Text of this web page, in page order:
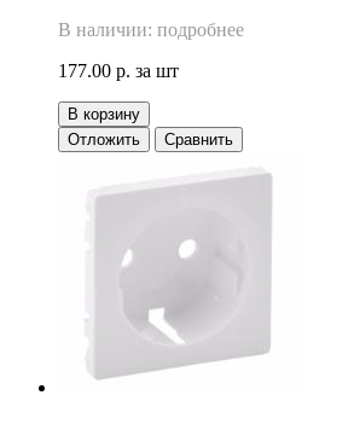
В наличии: подробнее
177.00 р. за шт
В корзину
Отложить
Сравнить